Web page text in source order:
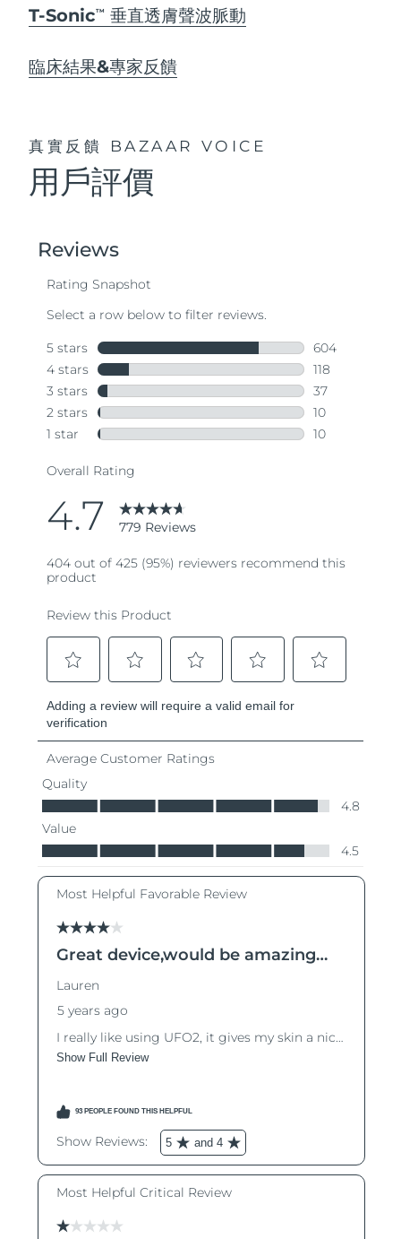
T-SonicTM 垂直透膚聲波脈動
臨床結果&專家反饋
真實反饋 BAZAAR VOICE
用戶評價